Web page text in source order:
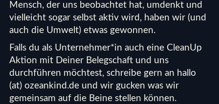
Mensch, der uns beobachtet hat, umdenkt und
vielleicht sogar selbst aktiv wird, haben wir (und
auch die Umwelt) etwas gewonnen.
Falls du als Unternehmer*in auch eine CleanUp
Aktion mit Deiner Belegschaft und uns
durchführen möchtest, schreibe gern an hallo
(at) ozeankind.de und wir gucken was wir
gemeinsam auf die Beine stellen können.